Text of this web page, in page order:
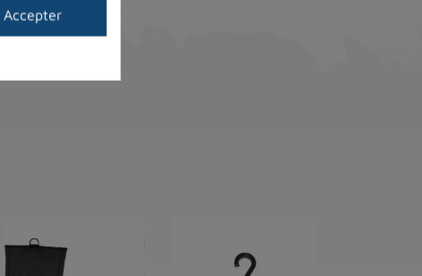
Accepter